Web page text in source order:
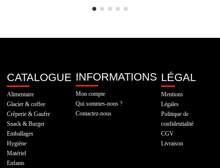
CATALOGUE
Alimentaire
Glacier & coffee
Crêperie & Gaufre
Snack & Burger
Emballages
Hygiène
Matériel
Enfants
INFORMATIONS
Mon compte
Qui sommes-nous ?
Contactez-nous
LÉGAL
Mentions
Légales
Politique de
confidentialité
CGV
Livraison